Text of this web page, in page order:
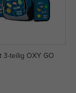
3-teilig OXY GO